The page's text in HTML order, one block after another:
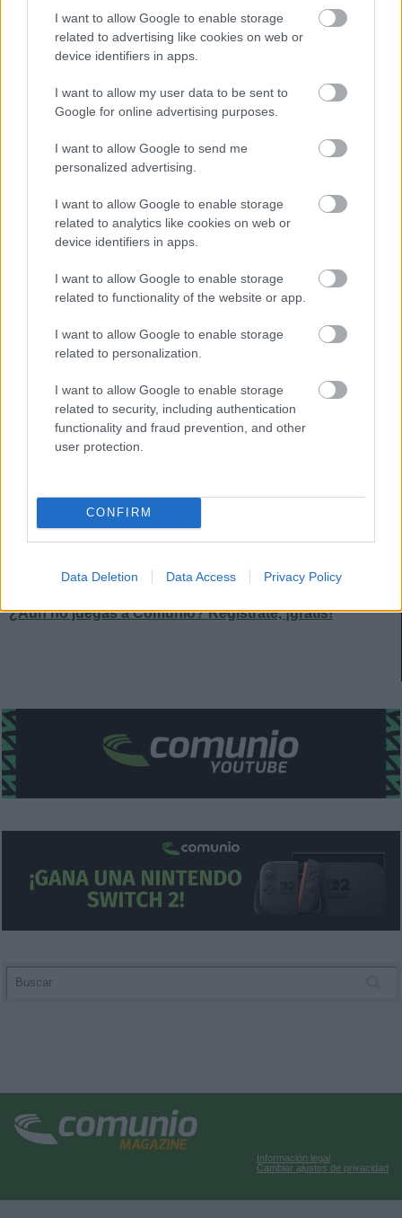
I want to allow Google to enable storage
related to advertising like cookies on web or
device identifiers in apps.
I want to allow my user data to be sent to
Google for online advertising purposes.
I want to allow Google to send me
personalized advertising.
I want to allow Google to enable storage
related to analytics like cookies on web or
device identifiers in apps.
I want to allow Google to enable storage
related to functionality of the website or app.
I want to allow Google to enable storage
related to personalization.
I want to allow Google to enable storage
related to security, including authentication
functionality and fraud prevention, and other
user protection.
CONFIRM
Data Deletion Data Access Privacy Policy
Jeison Murillo(Celta, defensa, 2.460.000)
El defensor colombiano anotó su segundo gol de la
11 puntos Comunio. Fue su segunda mejor puntuación en el
juego en el presente curso, sólo superado por los 13 que
obtuvo en la jornada 25.
Murillo es titular indiscutible para Coudet y seguirá siendo
parte de su once inicial en las próximas jornadas, lo que le
convierte en una apuesta segura por los 2,4 millones de
valor de mercado que tiene actualmente.
Roberto Torres(Osasuna, centrocampista,
4.220.000)
El centrocampista no fue titular en la visita de su equipo a
como ya hiciera en la jornada 31. Gracias a su tanto recibió
9 puntos Comunio que elevan su promedio por partido en la
temporada a 4,5.
recta final del campeonato por ser el especialista a balón
comunidad.
¿Aún no juegas a Comunio? Regístrate, ¡gratis!
Información legal
Cambiar ajustes de privacidad